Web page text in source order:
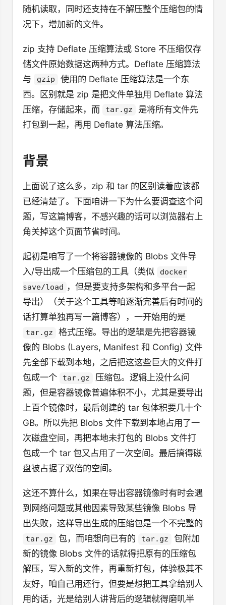
随机读取，同时还支持在不解压整个压缩包的情
况下，增加新的文件。
zip 支持 Deflate 压缩算法或 Store 不压缩仅存
储文件原始数据这两种方式。Deflate 压缩算法
与
gzip
使用的 Deflate 压缩算法是一个东
西。区别就是 zip 是把文件单独用 Deflate 算法
压缩，存储起来，而
tar.gz
是将所有文件先
打包到一起，再用 Deflate 算法压缩。
背景
上面说了这么多，zip 和 tar 的区别读着应该都
已经清楚了。下面咱讲一下为什么要调查这个问
题，写这篇博客，不感兴趣的话可以浏览器右上
角关掉这个页面节省时间。
起初是咱写了一个将容器镜像的 Blobs 文件导
入/导出成一个压缩包的工具（类似
docker
save/load
，但是要支持多架构和多平台一起
导出）（关于这个工具等咱逐渐完善后有时间的
话打算单独再写一篇博客），一开始用的是
tar.gz
格式压缩。导出的逻辑是先把容器镜
像的 Blobs (Layers, Manifest 和 Config) 文件
先全部下载到本地，之后把这这些巨大的文件打
包成一个
tar.gz
压缩包。逻辑上没什么问
题，但是容器镜像普遍体积不小，尤其是要导出
上百个镜像时，最后创建的 tar 包体积要几十个
GB。所以先把 Blobs 文件下载到本地占用了一
次磁盘空间，再把本地未打包的 Blobs 文件打
包成一个 tar 包又占用了一次空间。最后搞得磁
盘被占据了双倍的空间。
这还不算什么，如果在导出容器镜像时有时会遇
到网络问题或其他因素导致某些镜像 Blobs 导
出失败，这样导出生成的压缩包是一个不完整的
tar.gz 包，而咱想向已有的 tar.gz
包附加
新的镜像 Blobs 文件的话就得把原有的压缩包
解压，写入新的文件，再重新打包，体验极其不
友好，咱自己用还行，但要是想把工具拿给别人
用的话，光是给别人讲背后的逻辑就得磨叽半